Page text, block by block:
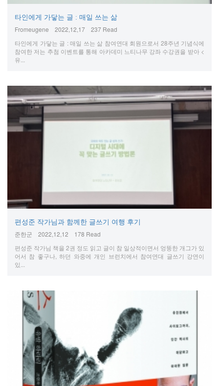
타인에게 가닿는 글 : 매일 쓰는 삶
Fromeugene 2022,12,17
237 Read
타인에게 가닿는 글 : 매일 쓰는 삶 참여연대 회원으로서 28주년 기념식에
참여한 저는 추첨 이벤트를 통해 아카데미 느티나무 강좌 수강권을 받아 <
유...
편성준 작가님과 함께한 글쓰기 여행 후기
준한군 2022,12,12
178 Read
편성준 작가님 책을 2권 정도 읽고 글이 참 일상적이면서 엉뚱한 개그가 있
어서 참 좋구나, 하던 와중에 개인 브런치에서 참여연대 글쓰기 강연이
있...